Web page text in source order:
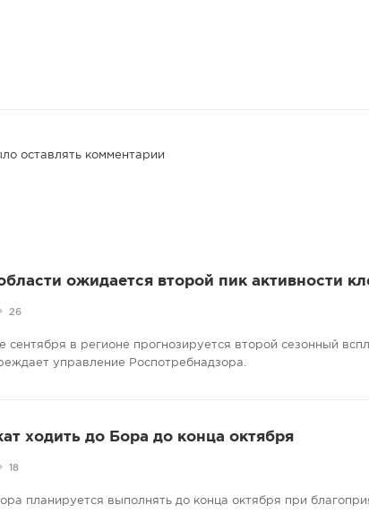
оставлять комментарии
ожидается второй пик активности
26
сентября в регионе прогнозируется второй сезонный
управление Роспотребнадзора.
ходить до Бора до конца октября
18
планируется выполнять до конца октября при